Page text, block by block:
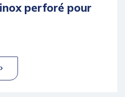
perforé pour